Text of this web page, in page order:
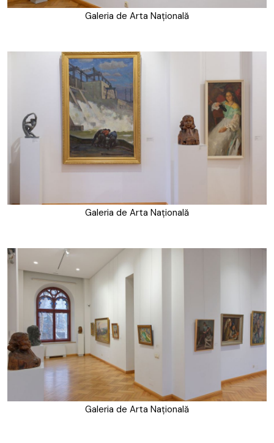
Galeria de Arta Națională
Galeria de Arta Națională
Galeria de Arta Națională